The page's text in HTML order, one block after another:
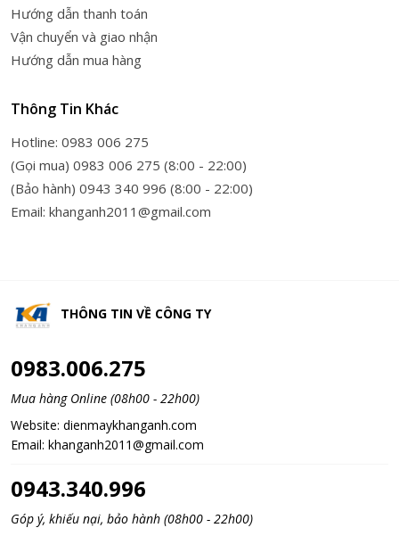
Hướng dẫn thanh toán
Vận chuyển và giao nhận
Hướng dẫn mua hàng
Thông Tin Khác
Hotline: 0983 006 275
(Gọi mua) 0983 006 275 (8:00 - 22:00)
(Bảo hành) 0943 340 996 (8:00 - 22:00)
Email: khanganh2011@gmail.com
THÔNG TIN VỀ CÔNG TY
0983.006.275
Mua hàng Online (08h00 - 22h00)
Website: dienmaykhanganh.com
Email: khanganh2011@gmail.com
0943.340.996
Góp ý, khiếu nại, bảo hành (08h00 - 22h00)